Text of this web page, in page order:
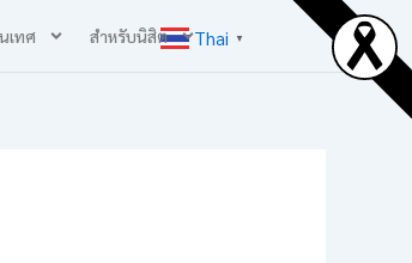
เทศ สำหรับนิสิต Thai ▼